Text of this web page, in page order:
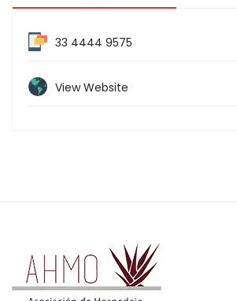
33 4444 9575
View Website